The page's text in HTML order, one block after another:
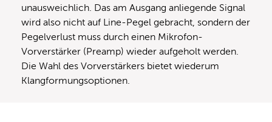
unausweichlich. Das am Ausgang anliegende Signal
wird also nicht auf Line-Pegel gebracht, sondern der
Pegelverlust muss durch einen Mikrofon-
Vorverstärker (Preamp) wieder aufgeholt werden.
Die Wahl des Vorverstärkers bietet wiederum
Klangformungsoptionen.